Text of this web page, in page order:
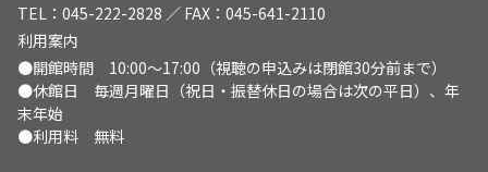
TEL：045-222-2828 ／ FAX：045-641-2110
利用案内
●開館時間 10:00～17:00（視聴の申込みは閉館30分前まで）
●休館日 毎週月曜日（祝日・振替休日の場合は次の平日）、年
末年始
●利用料 無料